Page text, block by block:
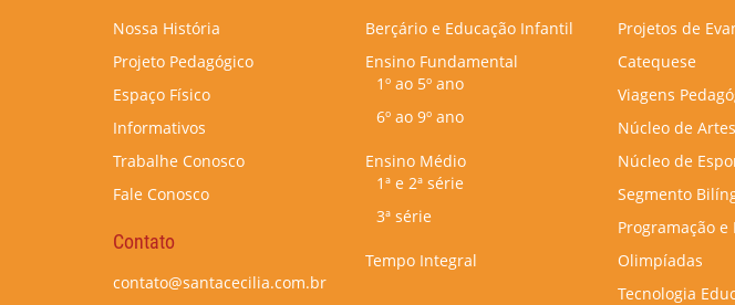
Nossa História
Projeto Pedagógico
Espaço Físico
Informativos
Trabalhe Conosco
Fale Conosco
Contato
contato@santacecilia.com.br
Berçário e Educação Infantil
Ensino Fundamental
1º ao 5º ano
6º ao 9º ano
Ensino Médio
1ª e 2ª série
3ª série
Tempo Integral
Projetos de
Catequese
Viagens
Núcleo de Artes
Núcleo de
Segmento
Programação e
Olimpíadas
Tecnologia